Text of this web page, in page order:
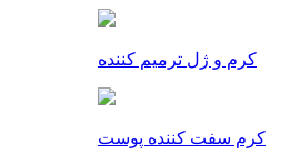
کرم و ژل ترمیم کننده
کرم سفت کننده پوست